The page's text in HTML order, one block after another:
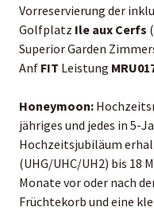
Vorreservierung der
Golfplatz Ile aux Cerfs
Superior Garden
Anf FIT Leistung
Honeymoon:
jähriges und jedes in 5-
Hochzeitsjubiläum
(UHG/UHC/UH2) bis 18
Monate vor oder nach
Früchtekorb und eine